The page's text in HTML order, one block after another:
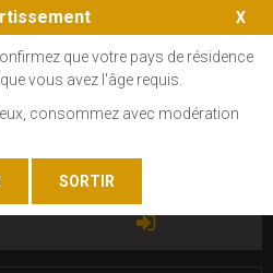
que votre pays de résidence
vous avez l'âge requis.
consommez avec modération